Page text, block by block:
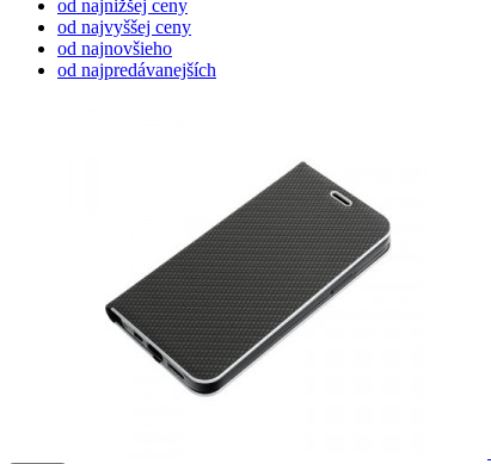
od najnižšej ceny
od najvyššej ceny
od najnovšieho
od najpredávanejších